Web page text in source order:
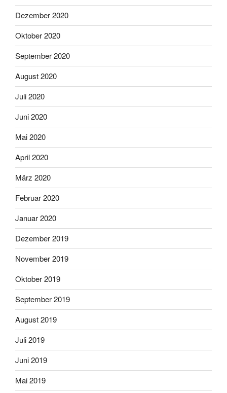
Dezember 2020
Oktober 2020
September 2020
August 2020
Juli 2020
Juni 2020
Mai 2020
April 2020
März 2020
Februar 2020
Januar 2020
Dezember 2019
November 2019
Oktober 2019
September 2019
August 2019
Juli 2019
Juni 2019
Mai 2019